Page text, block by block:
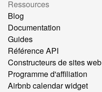
Ressources
Blog
Documentation
Guides
Référence API
Constructeurs de sites web
Programme d'affiliation
Airbnb calendar widget